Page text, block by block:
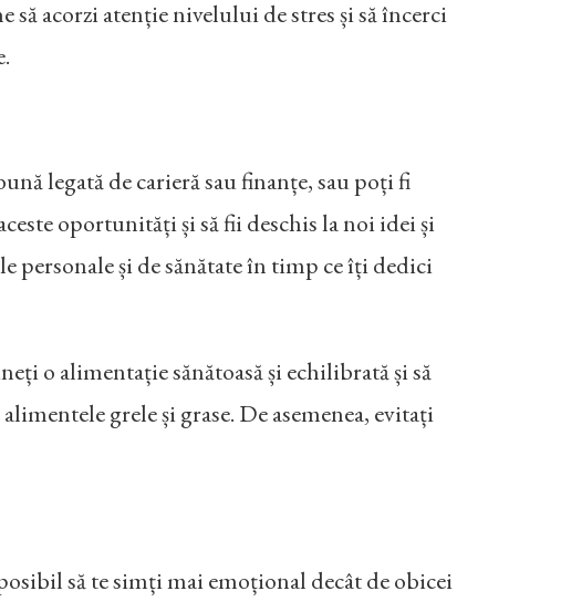
să acorzi atenție nivelului de stres și să încerci
legată de carieră sau finanțe, sau poți fi
oportunități și să fii deschis la noi idei și
personale și de sănătate în timp ce îți dedici
o alimentație sănătoasă și echilibrată și să
grele și grase. De asemenea, evitați
să te simți mai emoțional decât de obicei